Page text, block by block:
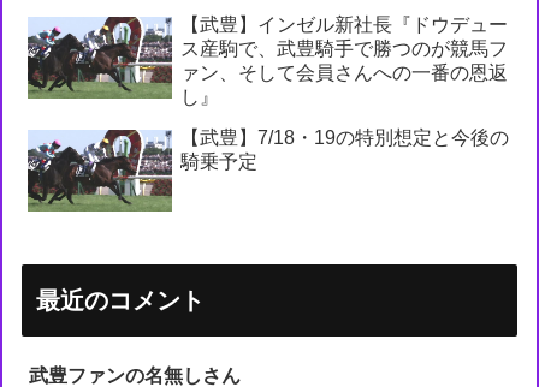
【武豊】インゼル新社長『ドウデュー
ス産駒で、武豊騎手で勝つのが競馬フ
ァン、そして会員さんへの一番の恩返
し』
【武豊】7/18・19の特別想定と今後の
騎乗予定
最近のコメント
武豊ファンの名無しさん